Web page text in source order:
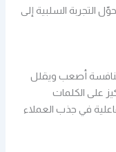
التجربة السلبية إلى
أصعب ويقلل
على الكلمات
في جذب العملاء